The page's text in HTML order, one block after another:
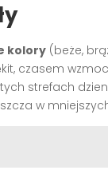
kolory (beże,
czasem
strefach
w